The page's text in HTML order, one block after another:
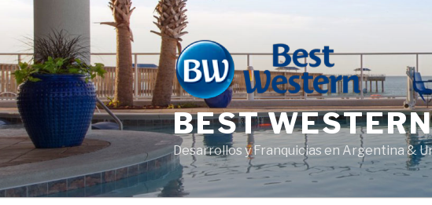
contenido
BEST
Desarrollos y Franquicias en Argentina &